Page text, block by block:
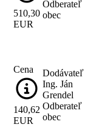
510,30
EUR
Odberateľ
obec
Cena
140,62
EUR
Dodávateľ
Ing. Ján
Grendel
Odberateľ
obec